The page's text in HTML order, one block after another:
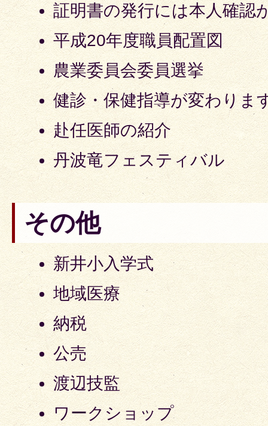
証明書の発行には本人確認
平成20年度職員配置図
農業委員会委員選挙
健診・保健指導が変わりま
赴任医師の紹介
丹波竜フェスティバル
その他
新井小入学式
地域医療
納税
公売
渡辺技監
ワークショップ